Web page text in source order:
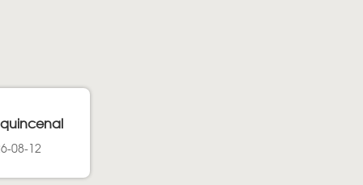
quincenal
08-12